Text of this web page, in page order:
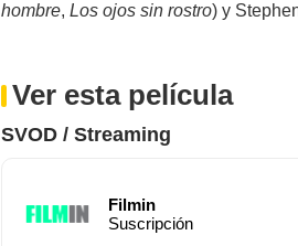
hombre, Los ojos sin rostro) y
Ver esta película
SVOD / Streaming
Filmin
Suscripción